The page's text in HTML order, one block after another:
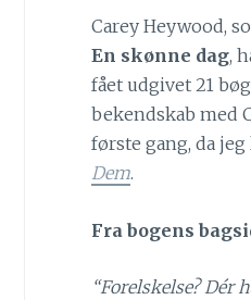
Carey Heywood,
En skønne dag,
fået udgivet 21
bekendskab med
første gang, da
Dem.
Fra bogens
“Forelskelse? Dér